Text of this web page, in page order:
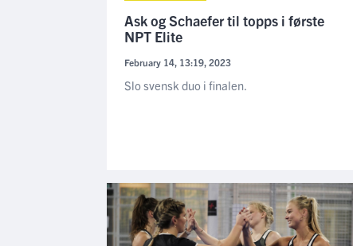
Ask og Schaefer til topps i første
NPT Elite
February 14, 13:19, 2023
Slo svensk duo i finalen.